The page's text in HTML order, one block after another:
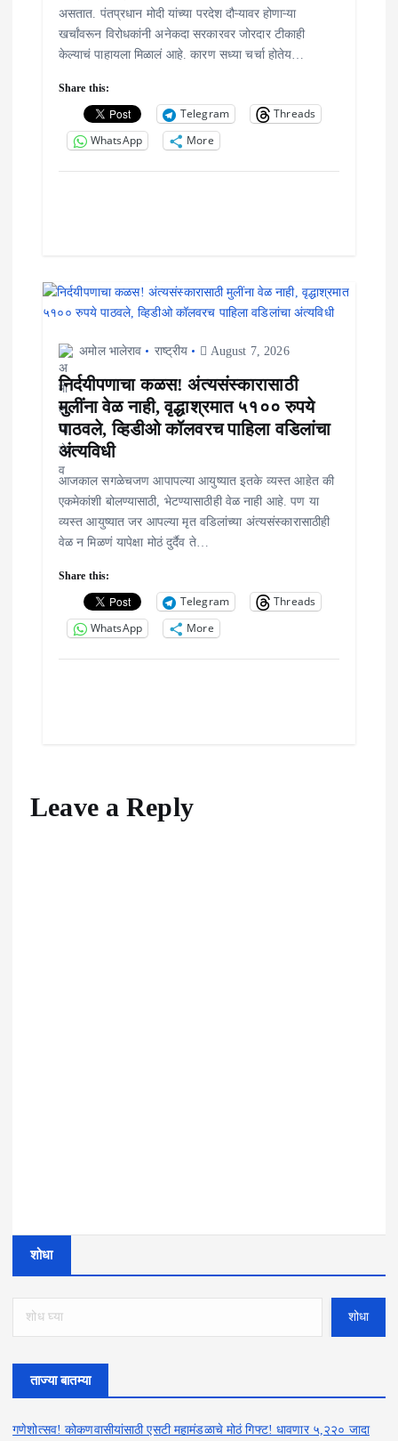
असतात. पंतप्रधान मोदी यांच्या परदेश दौऱ्यावर होणाऱ्या
खर्चांवरून विरोधकांनी अनेकदा सरकारवर जोरदार टीकाही
केल्याचं पाहायला मिळालं आहे. कारण सध्या चर्चा होतेय…
Share this:
Telegram
Threads
WhatsApp
More
अमोल भालेराव राष्ट्रीय August 7, 2026
निर्दयीपणाचा कळस! अंत्यसंस्कारासाठी
मुलींना वेळ नाही, वृद्धाश्रमात ५१०० रुपये
पाठवले, व्हिडीओ कॉलवरच पाहिला वडिलांचा
अंत्यविधी
आजकाल सगळेचजण आपापल्या आयुष्यात इतके व्यस्त आहेत की
एकमेकांशी बोलण्यासाठी, भेटण्यासाठीही वेळ नाही आहे. पण या
व्यस्त आयुष्यात जर आपल्या मृत वडिलांच्या अंत्यसंस्कारासाठीही
वेळ न मिळणं यापेक्षा मोठं दुर्दैव ते…
Share this:
Telegram
Threads
WhatsApp
More
Leave a Reply
शोधा
शोधा
ताज्या बातम्या
गणेशोत्सव! कोकणवासीयांसाठी एसटी महामंडळाचे मोठं गिफ्ट! धावणार ५,२२० जादा